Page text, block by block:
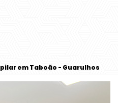
em Taboão - Guarulhos